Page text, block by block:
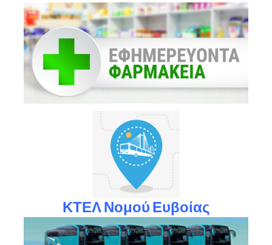
ΚΤΕΛ Νομού Ευβοίας